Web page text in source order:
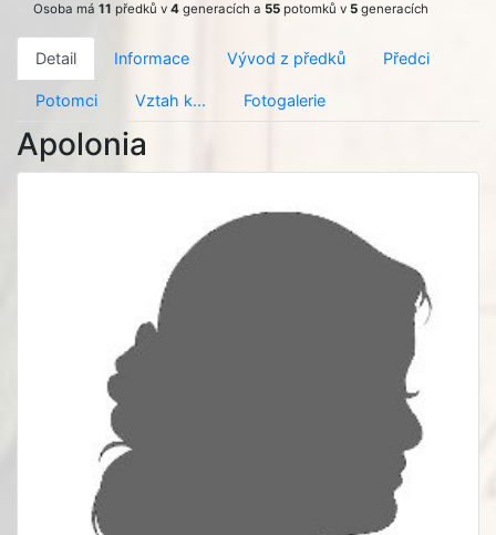
Osoba má 11 předků v 4 generacích a 55 potomků v 5 generacích
Detail Informace Vývod z předků Předci
Potomci Vztah k... Fotogalerie
Apolonia